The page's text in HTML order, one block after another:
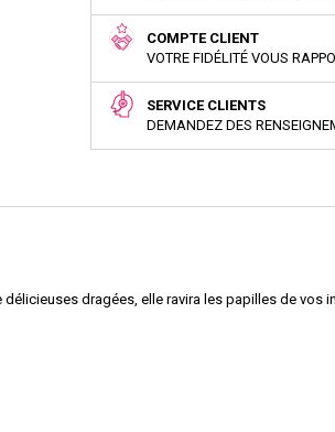
COMPTE CLIENT
VOTRE FIDÉLITÉ VOUS
SERVICE CLIENTS
DEMANDEZ DES
dragées, elle ravira les papilles de vos